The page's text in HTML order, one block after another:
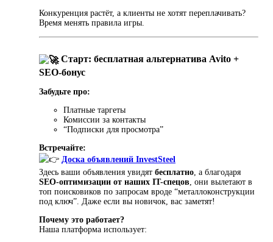
Конкуренция растёт, а клиенты не хотят переплачивать?
Время менять правила игры.
Старт: бесплатная альтернатива Avito +
SEO-бонус
Забудьте про:
Платные таргеты
Комиссии за контакты
“Подписки для просмотра”
Встречайте:
Доска объявлений InvestSteel
Здесь ваши объявления увидят бесплатно , а благодаря
SEO-оптимизации от наших IT-спецов , они вылетают в
топ поисковиков по запросам вроде “металлоконструкции
под ключ”. Даже если вы новичок, вас заметят!
Почему это работает?
Наша платформа использует: